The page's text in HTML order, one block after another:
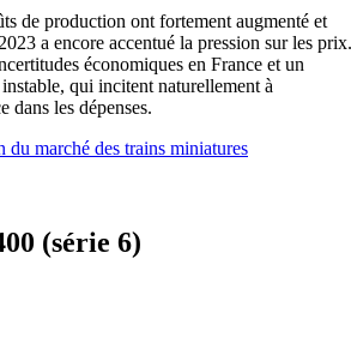
de production ont fortement augmenté et
a encore accentué la pression sur les prix.
économiques en France et un
qui incitent naturellement à
dans les dépenses.
marché des trains miniatures
(série 6)